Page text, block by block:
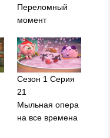
Переломный
момент
Сезон 1 Серия
21
Мыльная опера
на все времена